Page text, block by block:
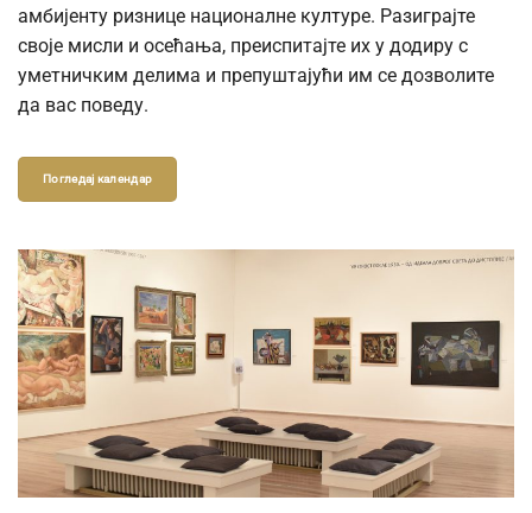
амбијенту ризнице националне културе. Разиграјте
своје мисли и осећања, преиспитајте их у додиру с
уметничким делима и препуштајући им се дозволите
да вас поведу.
Погледај календар